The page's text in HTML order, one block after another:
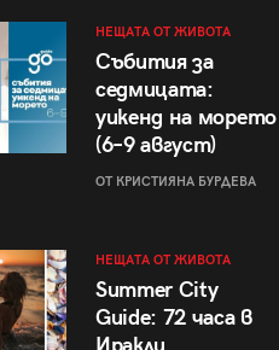
НЕЩАТА ОТ ЖИВОТА
Събития за
седмицата:
уикенд на морето
(6–9 август)
ОТ КРИСТИЯНА БУРДЕВА
НЕЩАТА ОТ ЖИВОТА
Summer City
Guide: 72 часа в